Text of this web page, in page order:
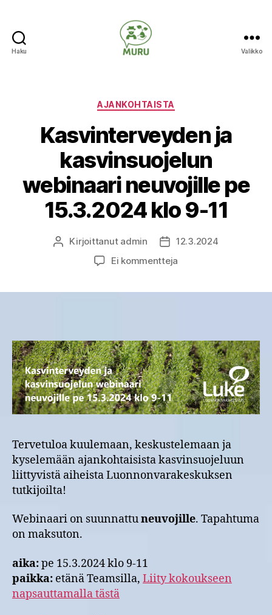
Haku Valikko
Kategoriat
AJANKOHTAISTA
Kasvinterveyden ja
kasvinsuojelun
webinaari neuvojille pe
15.3.2024 klo 9-11
Kirjoittaja
Kirjoittanut admin Julkaisupäivämäärä
12.3.2024
Ei kommentteja
pe
15.3.2024
klo
9-
11
Tervetuloa kuulemaan, keskustelemaan ja
kyselemään ajankohtaisista kasvinsuojeluun
liittyvistä aiheista Luonnonvarakeskuksen
tutkijoilta!
Webinaari on suunnattuneuvojille. Tapahtuma
on maksuton.
aika:pe 15.3.2024 klo 9-11
paikka: etänä Teamsilla, Liity kokoukseen
napsauttamalla tästä